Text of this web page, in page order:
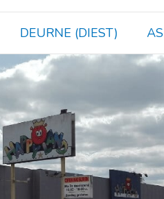
DEURNE (DIEST) AS